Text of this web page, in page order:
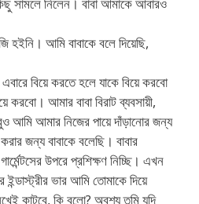
হইনি। আমি বাবাকে বলে দিয়েছি,
বিয়ে করতে হলে যাকে বিয়ে করবো
করবো। আমার বাবা বিরাট ব্যবসায়ী,
আমি আমার নিজের পায়ে দাঁড়ানোর জন্য
করার জন্য বাবাকে বলেছি। বাবার
উপরে প্রশিক্ষণ নিচ্ছি। এখন
ভার আমি তোমাকে দিয়ে
কাটবে, কি বলো? অবশ্য তুমি যদি